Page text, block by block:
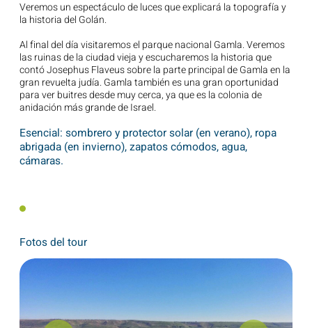
Veremos un espectáculo de luces que explicará la topografía y
la historia del Golán.
Al final del día visitaremos el parque nacional Gamla. Veremos
las ruinas de la ciudad vieja y escucharemos la historia que
contó Josephus Flaveus sobre la parte principal de Gamla en la
gran revuelta judía. Gamla también es una gran oportunidad
para ver buitres desde muy cerca, ya que es la colonia de
anidación más grande de Israel.
Esencial: sombrero y protector solar (en verano), ropa
abrigada (en invierno), zapatos cómodos, agua,
cámaras.
Fotos del tour